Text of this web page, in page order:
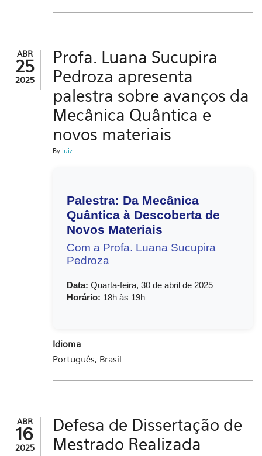
ABR
25
2025
Profa. Luana Sucupira
Pedroza apresenta
palestra sobre avanços da
Mecânica Quântica e
novos materiais
By luiz
Palestra: Da Mecânica
Quântica à Descoberta de
Novos Materiais
Com a Profa. Luana Sucupira
Pedroza
Data: Quarta-feira, 30 de abril de 2025
Horário: 18h às 19h
Idioma
Português, Brasil
ABR
16
2025
Defesa de Dissertação de
Mestrado Realizada